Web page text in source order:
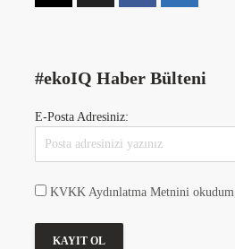
#ekoIQ Haber Bülteni
E-Posta Adresiniz:
KVKK Aydınlatma Metnini